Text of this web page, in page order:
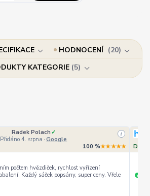
HODNOCENÍ
20
KATEGORIE 5
Radek Polach ✓
Přidáno 4. srpna · Google
i
100 %★★★★★
počtem hvězdiček, rychlost vyřízení
Každý sáček popsány, super ceny. Vřele
+